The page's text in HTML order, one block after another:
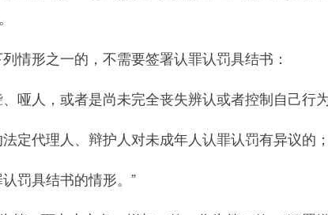
形之一的，不需要签署认罪认罚具结书：
人，或者是尚未完全丧失辨认或者控制自己行
代理人、辩护人对未成年人认罪认罚有异议的；
罚具结书的情形。”